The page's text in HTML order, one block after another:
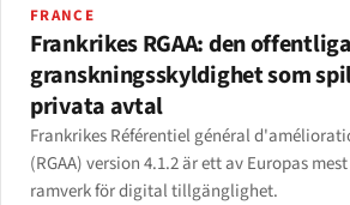
FRANCE
Frankrikes RGAA: den
granskningsskyldighet som
privata avtal
Frankrikes Référentiel général
(RGAA) version 4.1.2 är ett av Europas
ramverk för digital tillgänglighet.